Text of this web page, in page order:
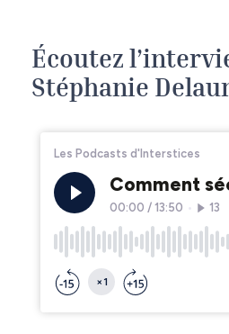
Écoutez
Stéphanie